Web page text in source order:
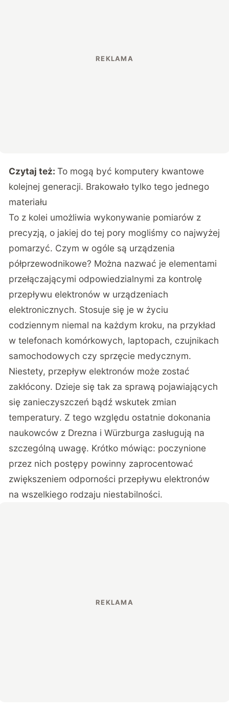
Czytaj też:To mogą być komputery kwantowe
kolejnej generacji. Brakowało tylko tego jednego
materiału
To z kolei umożliwia wykonywanie pomiarów z
precyzją, o jakiej do tej pory mogliśmy co najwyżej
pomarzyć. Czym w ogóle są urządzenia
półprzewodnikowe? Można nazwać je elementami
przełączającymi odpowiedzialnymi za kontrolę
przepływu elektronów w urządzeniach
elektronicznych. Stosuje się je w życiu
codziennym niemal na każdym kroku, na przykład
w telefonach komórkowych, laptopach, czujnikach
samochodowych czy sprzęcie medycznym.
Niestety, przepływ elektronów może zostać
zakłócony. Dzieje się tak za sprawą pojawiających
się zanieczyszczeń bądź wskutek zmian
temperatury. Z tego względu ostatnie dokonania
naukowców z Drezna i Würzburga zasługują na
szczególną uwagę. Krótko mówiąc: poczynione
przez nich postępy powinny zaprocentować
zwiększeniem odporności przepływu elektronów
na wszelkiego rodzaju niestabilności.